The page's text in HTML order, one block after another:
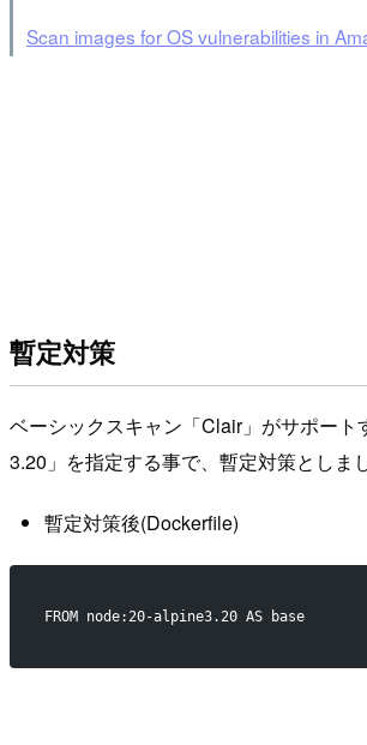
Scan images for OS vulnerabilities in
暫定対策
ベーシックスキャン「Clair」がサポート
3.20」を指定する事で、暫定対策としまし
暫定対策後(Dockerfile)
FROM node:20-alpine3.20 AS base